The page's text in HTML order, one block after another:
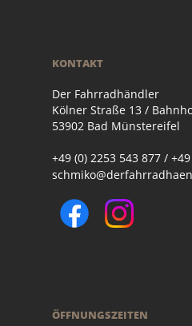
KONTAKT
Der Fahrradhändler
Kölner Straße 13 /
53902 Bad Münstereifel
+49 (0) 2253 543 877 /
ÖFFNUNGSZEITEN